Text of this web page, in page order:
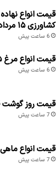
قیمت انواع
کشاورزی ۱۵ مرداد ۱۴۰۵
6 ساعت پیش
قیمت انواع مرغ ۱۵ مرداد ۱۴۰۵
6 ساعت پیش
قیمت روز گوشت قرمز در
7 ساعت پیش
قیمت انواع ماهی ۱۵ مرداد ۱۴۰۵
7 ساعت پیش